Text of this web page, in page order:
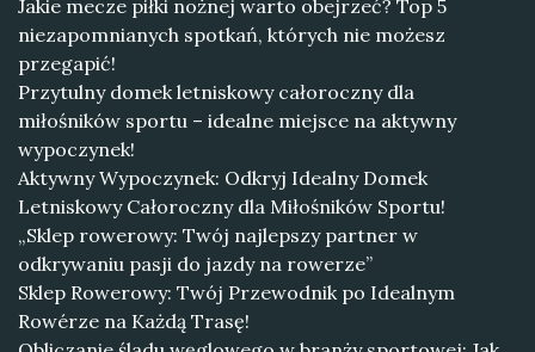
Jakie mecze piłki nożnej warto obejrzeć? Top 5
niezapomnianych spotkań, których nie możesz
przegapić!
Przytulny domek letniskowy całoroczny dla
miłośników sportu – idealne miejsce na aktywny
wypoczynek!
Aktywny Wypoczynek: Odkryj Idealny Domek
Letniskowy Całoroczny dla Miłośników Sportu!
„Sklep rowerowy: Twój najlepszy partner w
odkrywaniu pasji do jazdy na rowerze”
Sklep Rowerowy: Twój Przewodnik po Idealnym
Rowérze na Każdą Trasę!